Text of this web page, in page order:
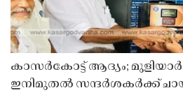
കാസർകോട്ട് ആദ്യം;
ഇനിമുതൽ സന്ദർശകർക്ക്